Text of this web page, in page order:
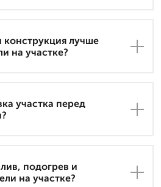
лучше
на участке?
участка перед
подогрев и
на участке?